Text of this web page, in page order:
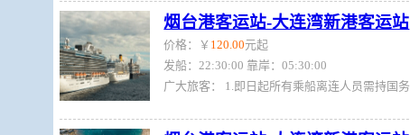
烟台港客运站-大连湾新港客运站
价格：￥ 120.00元起
发船：22:30:00 靠岸：05:30:00